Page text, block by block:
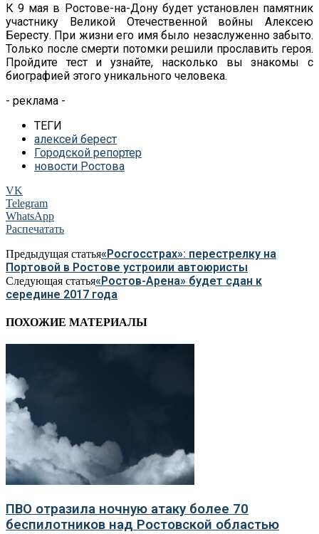
К 9 мая в Ростове-на-Дону будет установлен памятник
участнику Великой Отечественной войны Алексею
Бересту. При жизни его имя было незаслуженно забыто.
Только после смерти потомки решили прославить героя.
Пройдите тест и узнайте, насколько вы знакомы с
биографией этого уникального человека.
- реклама -
ТЕГИ
алексей берест
Городской репортер
новости Ростова
VK
Telegram
WhatsApp
Распечатать
Предыдущая статья«Росгосстрах»: перестрелку на
Портовой в Ростове устроили автоюристы
Следующая статья«Ростов-Арена» будет сдан к
середине 2017 года
ПОХОЖИЕ МАТЕРИАЛЫ
ПВО отразила ночную атаку более 70
беспилотников над Ростовской областью